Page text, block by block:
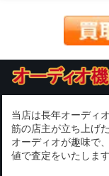
当店は長年オーディ
筋の店主が立ち上げ
オーディオが趣味で
値で査定をいたします